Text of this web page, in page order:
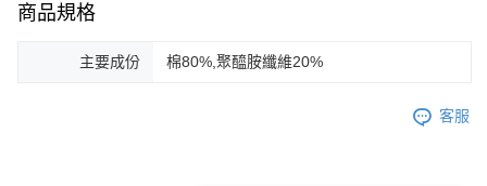
商品規格
主要成份 棉80%,聚醯胺纖維20%
客服